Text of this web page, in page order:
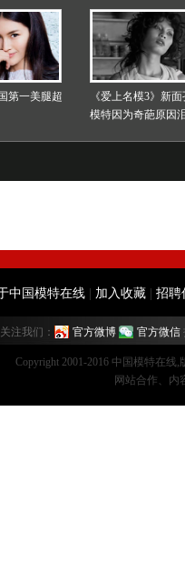
第一美腿超
《爱上名模3》新面
模特因为奇葩原因
中国模特在线 加入收藏 招聘
关注我们： 官方微博 官方微信
Copyright 2001-2016 中国模特在线
网站合作、内